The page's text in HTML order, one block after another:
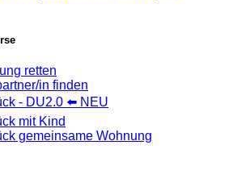
retten
in finden
- DU2.0 ⬅️ NEU
mit Kind
gemeinsame Wohnung